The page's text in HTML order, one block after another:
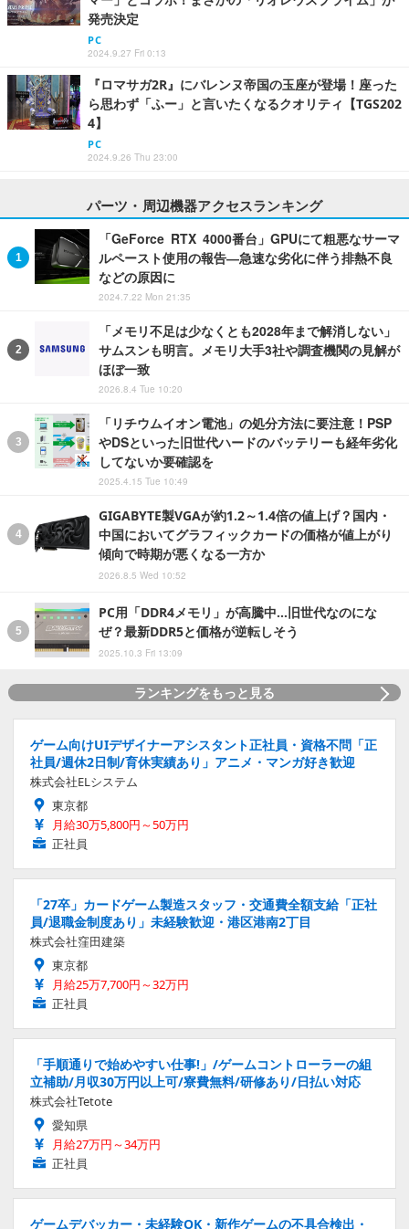
発売決定
PC
2024.9.27 Fri 0:13
『ロマサガ2R』にバレンヌ帝国の玉座が登場！座った
ら思わず「ふー」と言いたくなるクオリティ【TGS202
4】
PC
2024.9.26 Thu 23:00
パーツ・周辺機器アクセスランキング
「GeForce RTX 4000番台」GPUにて粗悪なサーマ
ルペースト使用の報告―急速な劣化に伴う排熱不良
などの原因に
2024.7.22 Mon 21:35
「メモリ不足は少なくとも2028年まで解消しない」
サムスンも明言。メモリ大手3社や調査機関の見解が
ほぼ一致
2026.8.4 Tue 10:20
「リチウムイオン電池」の処分方法に要注意！PSP
やDSといった旧世代ハードのバッテリーも経年劣化
してないか要確認を
2025.4.15 Tue 10:49
GIGABYTE製VGAが約1.2～1.4倍の値上げ？国内・
中国においてグラフィックカードの価格が値上がり
傾向で時期が悪くなる一方か
2026.8.5 Wed 10:52
PC用「DDR4メモリ」が高騰中…旧世代なのにな
ぜ？最新DDR5と価格が逆転しそう
2025.10.3 Fri 13:09
ランキングをもっと見る
ゲーム向けUIデザイナーアシスタント正社員・資格不問「正
社員/週休2日制/育休実績あり」アニメ・マンガ好き歓迎
株式会社ELシステム
東京都
月給30万5,800円～50万円
正社員
「27卒」カードゲーム製造スタッフ・交通費全額支給「正社
員/退職金制度あり」未経験歓迎・港区港南2丁目
株式会社窪田建築
東京都
月給25万7,700円～32万円
正社員
「手順通りで始めやすい仕事!」/ゲームコントローラーの組
立補助/月収30万円以上可/寮費無料/研修あり/日払い対応
株式会社Tetote
愛知県
月給27万円～34万円
正社員
ゲームデバッカー・未経験OK・新作ゲームの不具合検出・